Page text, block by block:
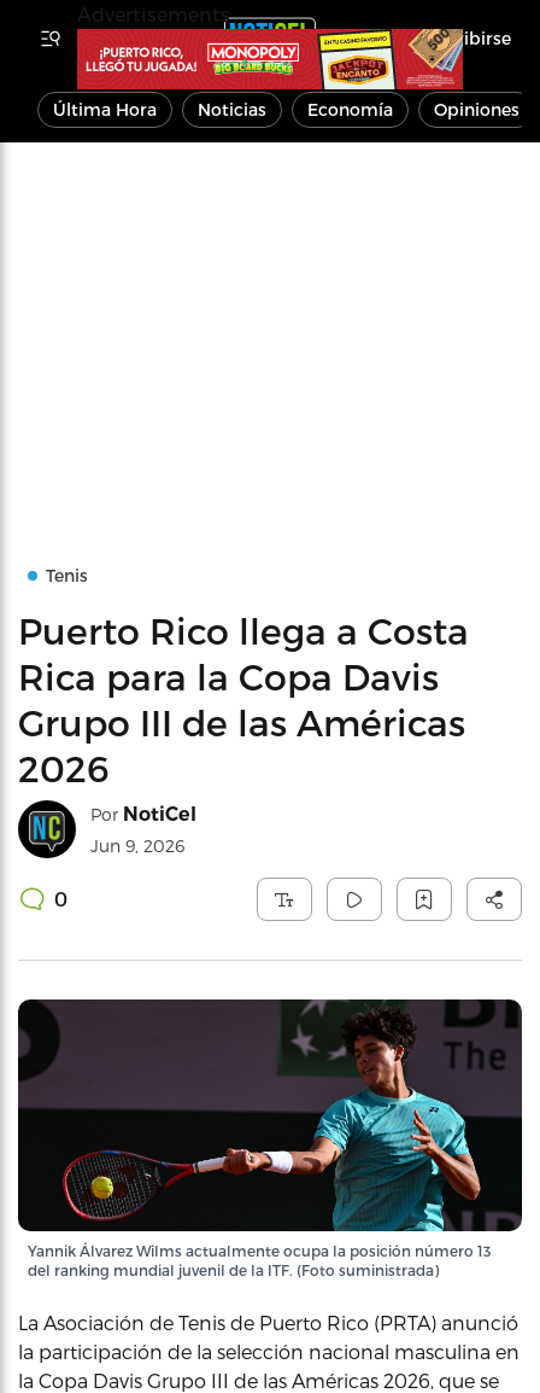
Inscribirse
Última Hora Noticias Economía Opiniones
Tenis
Puerto Rico llega a Costa
Rica para la Copa Davis
Grupo III de las Américas
2026
Por NotiCel
Jun 9, 2026
0
Yannik Álvarez Wilms actualmente ocupa la posición número 13
del ranking mundial juvenil de la ITF. (Foto suministrada)
La Asociación de Tenis de Puerto Rico (PRTA) anunció
la participación de la selección nacional masculina en
la Copa Davis Grupo III de las Américas 2026, que se
Advertisements